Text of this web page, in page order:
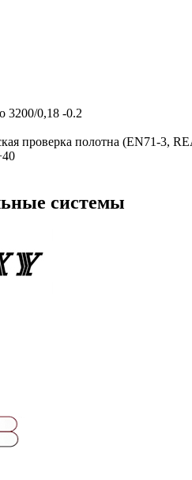
3200/0,18 -0.2
проверка полотна (EN71-3,
системы